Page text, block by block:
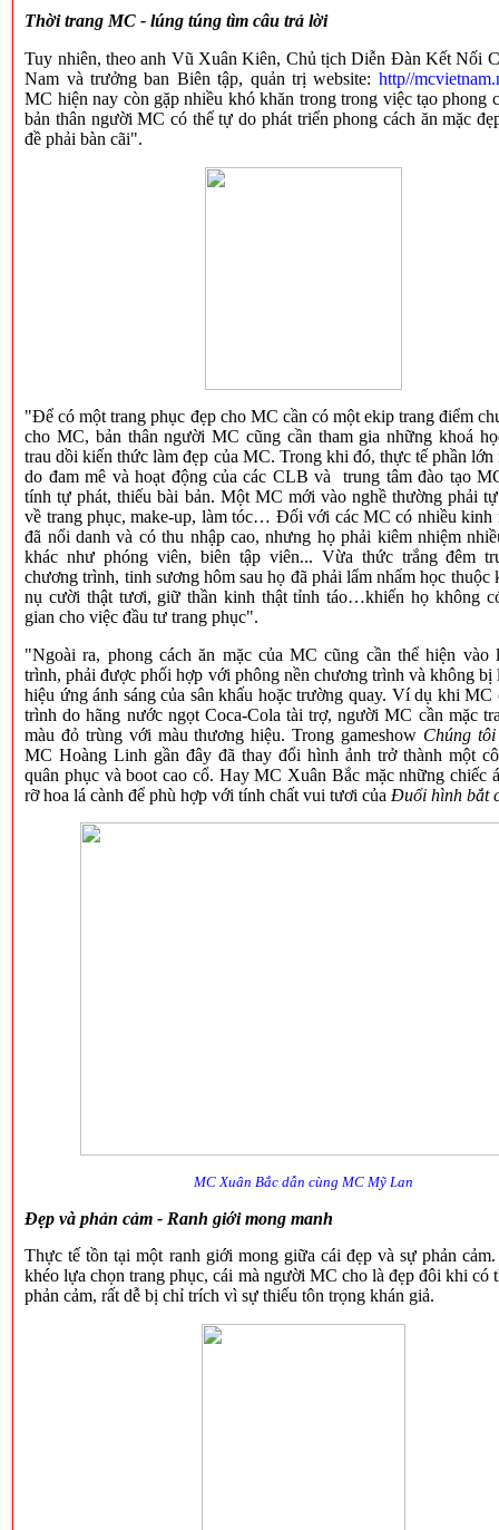
Thời trang MC - lúng túng tìm câu trả lời
Tuy nhiên, theo anh Vũ Xuân Kiên, Chủ tịch Diễn Đàn Kết Nối
Nam và trưởng ban Biên tập, quản trị website: http//
MC hiện nay còn gặp nhiều khó khăn trong trong việc tạo phong
bản thân người MC có thể tự do phát triển phong cách ăn mặc
đề phải bàn cãi".
"Để có một trang phục đẹp cho MC cần có một ekip trang điểm
cho MC, bản thân người MC cũng cần tham gia những khoá
trau dồi kiến thức làm đẹp của MC. Trong khi đó, thực tế phần
do đam mê và hoạt động của các CLB và trung tâm đào tạo
tính tự phát, thiếu bài bản. Một MC mới vào nghề thường phải
về trang phục, make-up, làm tóc… Đối với các MC có nhiều kinh
đã nổi danh và có thu nhập cao, nhưng họ phải kiêm nhiệm
khác như phóng viên, biên tập viên... Vừa thức trắng đêm
chương trình, tinh sương hôm sau họ đã phải lẩm nhẩm học thuộc
nụ cười thật tươi, giữ thần kinh thật tỉnh táo…khiến họ không
gian cho việc đầu tư trang phục".
"Ngoài ra, phong cách ăn mặc của MC cũng cần thể hiện vào
trình, phải được phối hợp với phông nền chương trình và không bị
hiệu ứng ánh sáng của sân khấu hoặc trường quay. Ví dụ khi MC
trình do hãng nước ngọt Coca-Cola tài trợ, người MC cần mặc
màu đỏ trùng với màu thương hiệu. Trong gameshow Chúng
MC Hoàng Linh gần đây đã thay đổi hình ảnh trở thành một
quân phục và boot cao cổ. Hay MC Xuân Bắc mặc những chiếc
rỡ hoa lá cành để phù hợp với tính chất vui tươi củaĐuổi hình bắt
MC Xuân Bắc dẫn cùng MC Mỹ Lan
Đẹp và phản cảm - Ranh giới mong manh
Thực tế tồn tại một ranh giới mong giữa cái đẹp và sự phản
khéo lựa chọn trang phục, cái mà người MC cho là đẹp đôi khi có
phản cảm, rất dễ bị chỉ trích vì sự thiếu tôn trọng khán giả.